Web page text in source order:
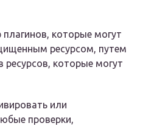
плагинов, которые могут
ресурсом, путем
ресурсов, которые могут
или
проверки,